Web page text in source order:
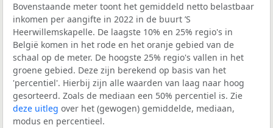
Bovenstaande meter toont het gemiddeld netto belastbaar
inkomen per aangifte in 2022 in de buurt ’S
Heerwillemskapelle. De laagste 10% en 25% regio's in
België komen in het rode en het oranje gebied van de
schaal op de meter. De hoogste 25% regio's vallen in het
groene gebied. Deze zijn berekend op basis van het
'percentiel'. Hierbij zijn alle waarden van laag naar hoog
gesorteerd. Zoals de mediaan een 50% percentiel is. Zie
deze uitleg over het (gewogen) gemiddelde, mediaan,
modus en percentieel.